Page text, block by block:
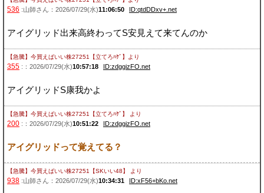
536 :山師さん：2026/07/29(水)11:06:50 ID:qtdDDxv+.net
アイグリッド出来高終わってS安見えて来てんのか
【急騰】今買えばいい株27251【立てろﾊｹﾞ】 より
355 :：2026/07/29(水)10:57:18 ID:zdggizFO.net
アイグリッドS康我かよ
【急騰】今買えばいい株27251【立てろﾊｹﾞ】 より
200 :：2026/07/29(水)10:51:22 ID:zdggizFO.net
アイグリッドって覚えてる？
【急騰】今買えばいい株27251【SKいい48】 より
938 :山師さん：2026/07/29(水)10:34:31 ID:xF56+bKo.net